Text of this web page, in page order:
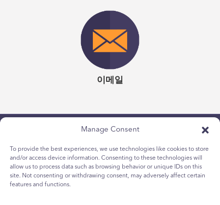
Manage Consent
To provide the best experiences, we use technologies like cookies to store
and/or access device information. Consenting to these technologies will
allow us to process data such as browsing behavior or unique IDs on this
site. Not consenting or withdrawing consent, may adversely affect certain
features and functions.
함하여 주변 사람들에 대한 그의 견해에 깊은 영향을 미쳤습
니다.”
| 의무실 보건 시스템 조직 개발 담당 부사장
이메일
개인 정보보호 정책